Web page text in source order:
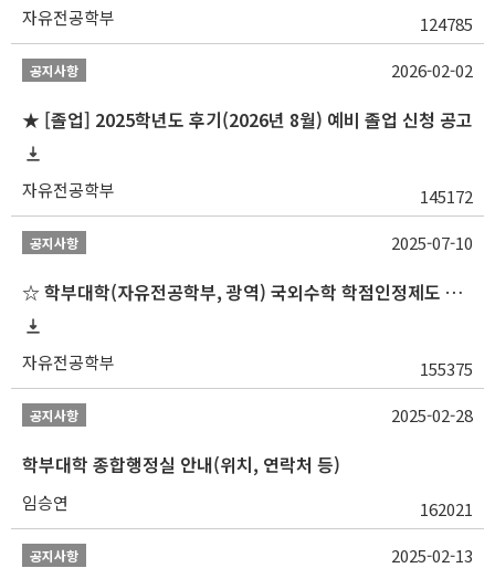
자유전공학부 124785
공지사항
★ [졸업] 2025학년도 후기(2026년 8월) 예비 졸업 신청 공고
자유전공학부 145172
2026-02-02
공지사항
☆ 학부대학(자유전공학부, 광역) 국외수학 학점인정제도 변경 안내(2025-2학기 파견학생부터)
자유전공학부 155375
2025-07-10
공지사항
학부대학 종합행정실 안내(위치, 연락처 등)
임승연 162021
2025-02-28
공지사항 2025-02-13